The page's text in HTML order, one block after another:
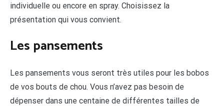
individuelle ou encore en spray. Choisissez la
présentation qui vous convient.
Les pansements
Les pansements vous seront très utiles pour les bobos
de vos bouts de chou. Vous n’avez pas besoin de
dépenser dans une centaine de différentes tailles de